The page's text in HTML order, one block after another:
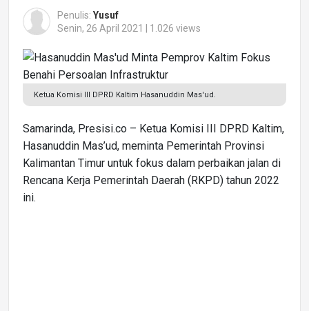
Penulis: Yusuf
Senin, 26 April 2021 | 1.026 views
Ketua Komisi III DPRD Kaltim Hasanuddin Mas'ud.
Samarinda, Presisi.co – Ketua Komisi III DPRD Kaltim,
Hasanuddin Mas’ud, meminta Pemerintah Provinsi
Kalimantan Timur untuk fokus dalam perbaikan jalan di
Rencana Kerja Pemerintah Daerah (RKPD) tahun 2022
ini.